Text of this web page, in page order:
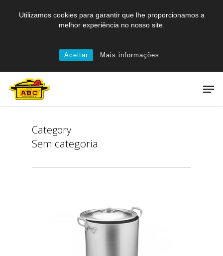
Utilizamos cookies para garantir que lhe proporcionamos a
melhor experiência no nosso site.
Aceitar Mais informações
Category
Sem categoria